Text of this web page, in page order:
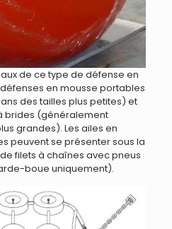
de ce type de défense en
en mousse portables
des tailles plus petites) et
brides (généralement
grandes). Les ailes en
peuvent se présenter sous la
filets à chaînes avec pneus
boue uniquement).